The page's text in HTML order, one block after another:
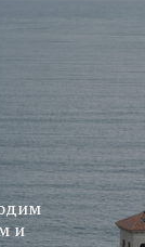
и